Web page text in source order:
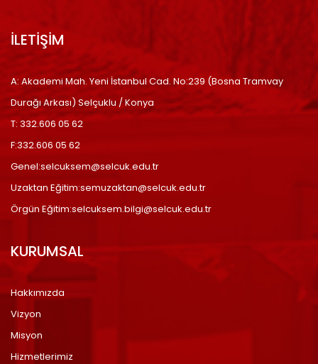
İLETİŞİM
A: Akademi Mah. Yeni İstanbul Cad. No:239 (Bosna Tramvay
Durağı Arkası) Selçuklu / Konya
T: 332.606 05 62
F:332.606 05 62
Genel:selcuksem@selcuk.edu.tr
Uzaktan Eğitim:semuzaktan@selcuk.edu.tr
Örgün Eğitim:selcuksem.bilgi@selcuk.edu.tr
KURUMSAL
Hakkımızda
Vizyon
Misyon
Hizmetlerimiz